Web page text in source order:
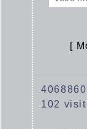
[
102